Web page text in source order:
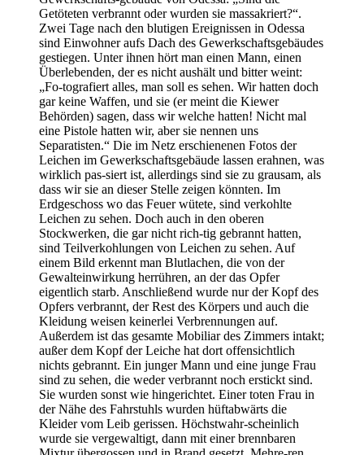
Getöteten verbrannt oder wurden sie massakriert?“.
Zwei Tage nach den blutigen Ereignissen in Odessa
sind Einwohner aufs Dach des Gewerkschaftsgebäudes
gestiegen. Unter ihnen hört man einen Mann, einen
Überlebenden, der es nicht aushält und bitter weint:
„Fo-tografiert alles, man soll es sehen. Wir hatten doch
gar keine Waffen, und sie (er meint die Kiewer
Behörden) sagen, dass wir welche hatten! Nicht mal
eine Pistole hatten wir, aber sie nennen uns
Separatisten.“ Die im Netz erschienenen Fotos der
Leichen im Gewerkschaftsgebäude lassen erahnen, was
wirklich pas-siert ist, allerdings sind sie zu grausam, als
dass wir sie an dieser Stelle zeigen könnten. Im
Erdgeschoss wo das Feuer wütete, sind verkohlte
Leichen zu sehen. Doch auch in den oberen
Stockwerken, die gar nicht rich-tig gebrannt hatten,
sind Teilverkohlungen von Leichen zu sehen. Auf
einem Bild erkennt man Blutlachen, die von der
Gewalteinwirkung herrühren, an der das Opfer
eigentlich starb. Anschließend wurde nur der Kopf des
Opfers verbrannt, der Rest des Körpers und auch die
Kleidung weisen keinerlei Verbrennungen auf.
Außerdem ist das gesamte Mobiliar des Zimmers intakt;
außer dem Kopf der Leiche hat dort offensichtlich
nichts gebrannt. Ein junger Mann und eine junge Frau
sind zu sehen, die weder verbrannt noch erstickt sind.
Sie wurden sonst wie hingerichtet. Einer toten Frau in
der Nähe des Fahrstuhls wurden hüftabwärts die
Kleider vom Leib gerissen. Höchstwahr-scheinlich
wurde sie vergewaltigt, dann mit einer brennbaren